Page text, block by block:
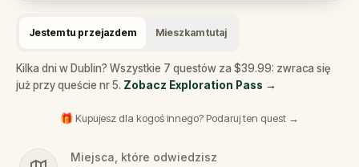
Jestem tu przejazdem Mieszkam tutaj
Kilka dni w Dublin? Wszystkie 7 questów za $39.99: zwraca się
już przy queście nr 5. Zobacz Exploration Pass →
🎁 Kupujesz dla kogoś innego? Podaruj ten quest →
Miejsca, które odwiedzisz